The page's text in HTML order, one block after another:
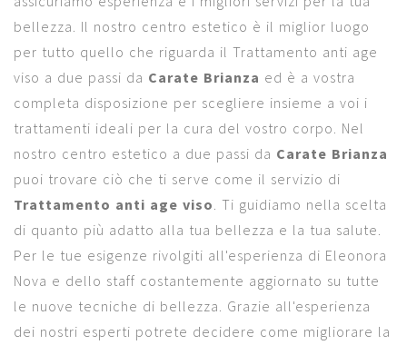
bellezza. Il nostro centro estetico è il miglior luogo
per tutto quello che riguarda il Trattamento anti age
viso a due passi da Carate Brianza ed è a vostra
completa disposizione per scegliere insieme a voi i
trattamenti ideali per la cura del vostro corpo. Nel
nostro centro estetico a due passi da Carate Brianza
puoi trovare ciò che ti serve come il servizio di
Trattamento anti age viso. Ti guidiamo nella scelta
di quanto più adatto alla tua bellezza e la tua salute.
Per le tue esigenze rivolgiti all'esperienza di Eleonora
Nova e dello staff costantemente aggiornato su tutte
le nuove tecniche di bellezza. Grazie all'esperienza
dei nostri esperti potrete decidere come migliorare la